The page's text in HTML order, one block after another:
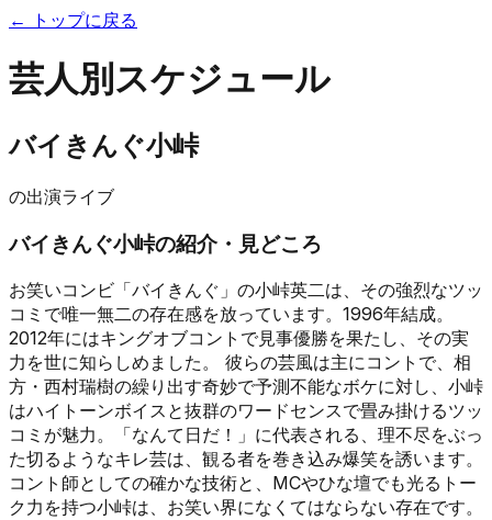
← トップに戻る
芸人別スケジュール
バイきんぐ小峠
の出演ライブ
バイきんぐ小峠の紹介・見どころ
お笑いコンビ「バイきんぐ」の小峠英二は、その強烈なツッ
コミで唯一無二の存在感を放っています。1996年結成。
2012年にはキングオブコントで見事優勝を果たし、その実
力を世に知らしめました。 彼らの芸風は主にコントで、相
方・西村瑞樹の繰り出す奇妙で予測不能なボケに対し、小峠
はハイトーンボイスと抜群のワードセンスで畳み掛けるツッ
コミが魅力。「なんて日だ！」に代表される、理不尽をぶっ
た切るようなキレ芸は、観る者を巻き込み爆笑を誘います。
コント師としての確かな技術と、MCやひな壇でも光るトー
ク力を持つ小峠は、お笑い界になくてはならない存在です。